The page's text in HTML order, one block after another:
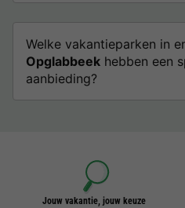
Welke vakantieparken in
Opglabbeek hebben een
aanbieding?
Jouw vakantie, jouw keuze